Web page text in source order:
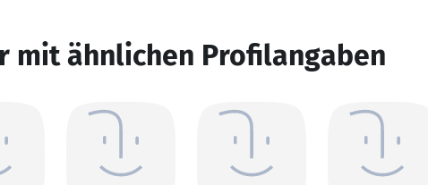
mit ähnlichen Profilangaben